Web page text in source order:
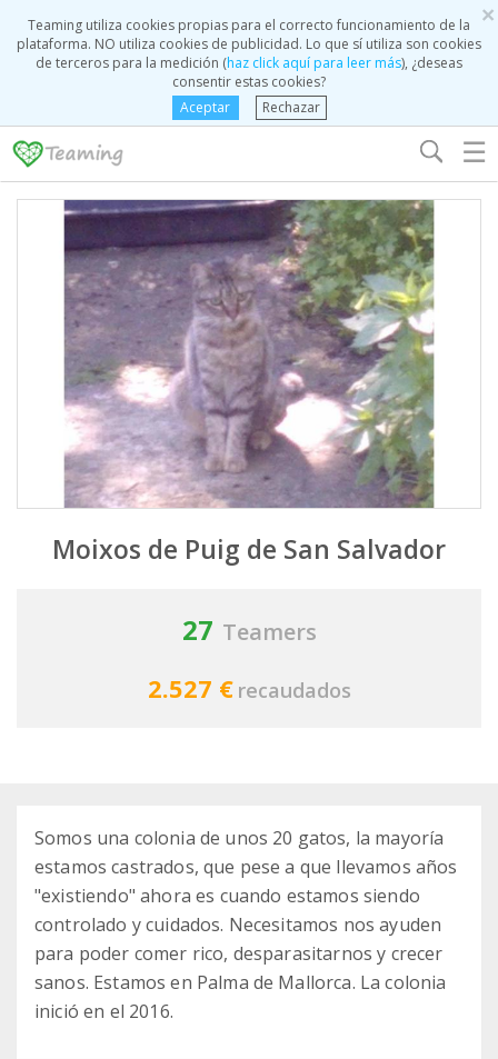
×
Teaming utiliza cookies propias para el correcto funcionamiento de la
plataforma. NO utiliza cookies de publicidad. Lo que sí utiliza son cookies
de terceros para la medición (haz click aquí para leer más), ¿deseas
consentir estas cookies?
Aceptar
Rechazar
☰
Moixos de Puig de San Salvador
27 Teamers
2.527 € recaudados
Somos una colonia de unos 20 gatos, la mayoría
estamos castrados, que pese a que llevamos años
"existiendo" ahora es cuando estamos siendo
controlado y cuidados. Necesitamos nos ayuden
para poder comer rico, desparasitarnos y crecer
sanos. Estamos en Palma de Mallorca. La colonia
inició en el 2016.